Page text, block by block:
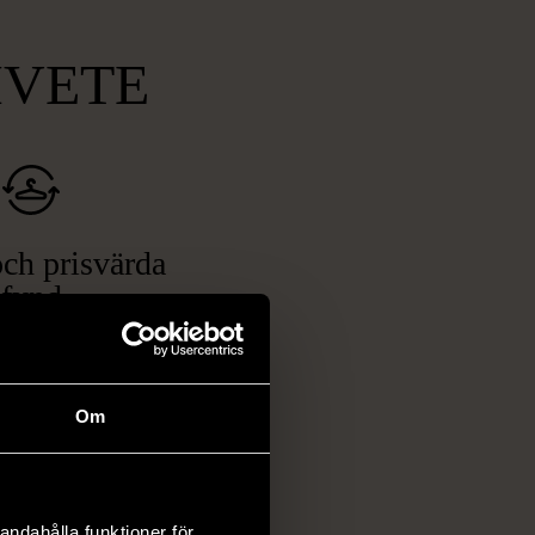
Om
prisvärda
fynd
ett brett utbud av